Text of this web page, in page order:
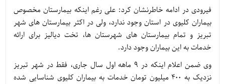
فیرودی در ادامه خاطرنشان کرد: علی رغم اینکه بیمارستان مخصوص
بیماران کلیوی در استان وجود ندارد، ولی در اکثر بیمارستان های شهر
تبریز و تمام بیمارستان های شهرستان ها، تخت دیالیز برای ارائه
خدمات به این بیماران وجود دارد.
وی ضمن اعلام اینکه در ۹ ماهه اول سال جاری، فقط در شهر تبریز
نزدیک به ۴۰۰ میلیون تومان خدمات به بیماران کلیوی شناسایی شده